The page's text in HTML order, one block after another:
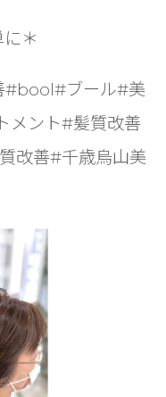
＊
#bool#ブール#美
メント#髪質改善
改善#千歳烏山美